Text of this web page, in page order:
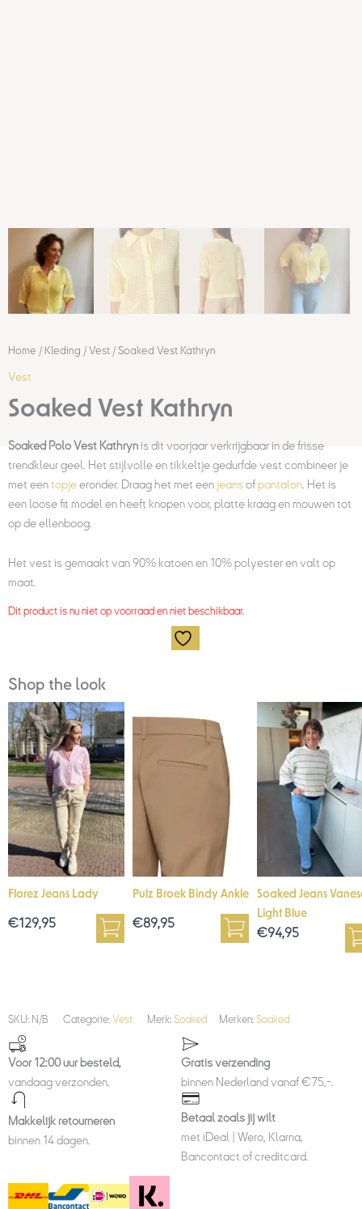
Home / Kleding / Vest / Soaked Vest Kathryn
Vest
Soaked Vest Kathryn
Soaked Polo Vest Kathrynis dit voorjaar verkrijgbaar in de frisse
trendkleur geel. Het stijlvolle en tikkeltje gedurfde vest combineer je
met eentopjeeronder. Draag het met een jeansofpantalon . Het is
een loose fit model en heeft knopen voor, platte kraag en mouwen tot
op de ellenboog.
Het vest is gemaakt van 90% katoen en 10% polyester en valt op
maat.
Dit product is nu niet op voorraad en niet beschikbaar.
Shop the look
Florez Jeans Lady
€129,95
Pulz Broek Bindy Ankle
€89,95
Soaked Jeans
Light Blue
€94,95
SKU: N/B Categorie: Vest Merk: Soaked Merken: Soaked
Voor 12:00 uur besteld,
vandaag verzonden.
Gratis verzending
binnen Nederland vanaf €75,-.
Makkelijk retourneren
binnen 14 dagen.
Betaal zoals jij wilt
met iDeal | Wero, Klarna,
Bancontact of creditcard.